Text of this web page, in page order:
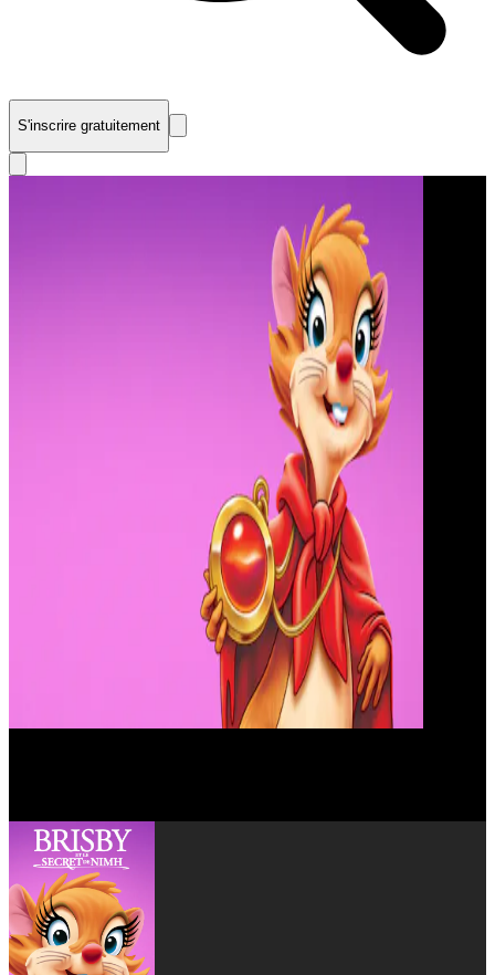
S'inscrire gratuitement